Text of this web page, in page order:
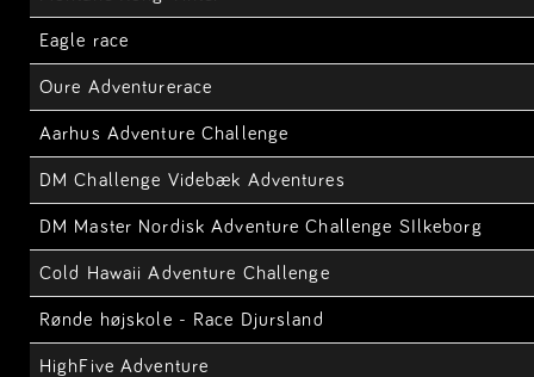
Eagle race
Oure Adventurerace
Aarhus Adventure Challenge
DM Challenge Videbæk Adventures
DM Master Nordisk Adventure Challenge SIlkeborg
Cold Hawaii Adventure Challenge
Rønde højskole - Race Djursland
HighFive Adventure